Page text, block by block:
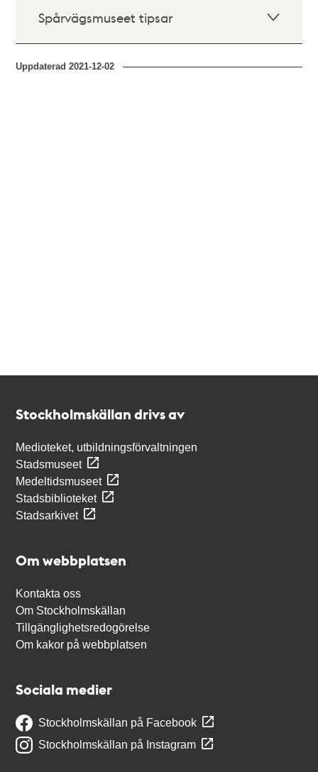
Spårvägsmuseet tipsar
Uppdaterad2021-12-02
Stockholmskällan drivs av
Medioteket, utbildningsförvaltningen
Stadsmuseet
Medeltidsmuseet
Stadsbiblioteket
Stadsarkivet
Om webbplatsen
Kontakta oss
Om Stockholmskällan
Tillgänglighetsredogörelse
Om kakor på webbplatsen
Sociala medier
Stockholmskällan på Facebook
Stockholmskällan på Instagram